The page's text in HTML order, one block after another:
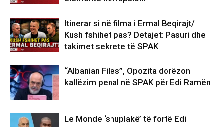
Itinerar si në filma i Ermal Beqirajt/
Kush fshihet pas? Detajet: Pasuri dhe
takimet sekrete të SPAK
“Albanian Files”, Opozita dorëzon
kallëzim penal në SPAK për Edi Ramën
Le Monde ‘shuplakë’ të fortë Edi